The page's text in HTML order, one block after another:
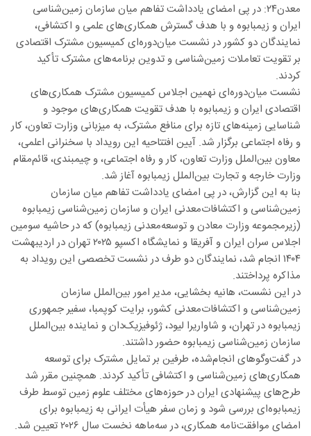
معدن۲۴: در پی امضای یادداشت تفاهم میان سازمان زمین‌شناسی
ایران و زیمبابوه و با هدف گسترش همکاری‌های علمی و اکتشافی،
نمایندگان دو کشور در نشست میان‌دوره‌ای کمیسیون مشترک اقتصادی
بر تقویت تعاملات زمین‌شناسی و تدوین برنامه‌های مشترک تأکید
کردند.
نشست میان‌دوره‌ای نهمین اجلاس کمیسیون مشترک همکاری‌های
اقتصادی ایران و زیمبابوه با هدف تقویت همکاری‌های موجود و
شناسایی زمینه‌های تازه برای منافع مشترک، به میزبانی وزارت تعاون، کار
و رفاه اجتماعی برگزار شد. آیین افتتاحیه این رویداد با سخنرانی اعلمی،
معاون بین‌الملل وزارت تعاون، کار و رفاه اجتماعی، و چیمبندی، قائم‌مقام
وزارت خارجه و تجارت بین‌الملل زیمبابوه آغاز شد.
بنا به این گزارش، در پی امضای یادداشت تفاهم میان سازمان
زمین‌شناسی و اکتشافات‌معدنی ایران و سازمان زمین‌شناسی زیمبابوه
(زیرمجموعه وزارت معادن و توسعه‌معدنی زیمبابوه) که در حاشیه سومین
اجلاس سران ایران و آفریقا و نمایشگاه اکسپو ۲۰۲۵ تهران در اردیبهشت
۱۴۰۴ انجام شد، نمایندگان دو طرف در نشست تخصصی این رویداد به
مذاکره پرداختند.
در این نشست، هانیه بخشایی، مدیر امور بین‌الملل سازمان
زمین‌شناسی و اکتشافات‌معدنی کشور، برایت کوپمبا، سفیر جمهوری
زیمبابوه در تهران، و شاواریرا لیود، ژئوفیزیک‌دان و نماینده بین‌الملل
سازمان زمین‌شناسی زیمبابوه حضور داشتند.
در گفت‌وگوهای انجام‌شده، طرفین بر تمایل مشترک برای توسعه
همکاری‌های زمین‌شناسی و اکتشافی تأکید کردند. همچنین مقرر شد
طرح‌های پیشنهادی ایران در حوزه‌های مختلف علوم زمین توسط طرف
زیمبابوه‌ای بررسی شود و زمان سفر هیأت ایرانی به زیمبابوه برای
امضای موافقت‌نامه همکاری، در سه‌ماهه نخست سال ۲۰۲۶ تعیین شد.